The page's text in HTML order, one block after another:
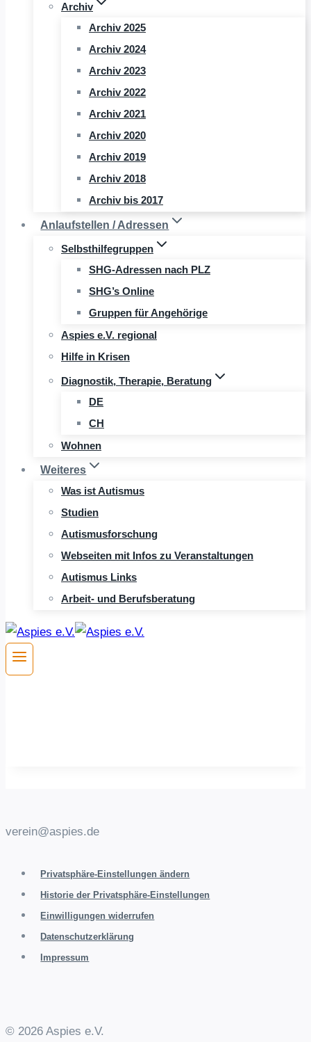
Archiv
Archiv 2025
Archiv 2024
Archiv 2023
Archiv 2022
Archiv 2021
Archiv 2020
Archiv 2019
Archiv 2018
Archiv bis 2017
Anlaufstellen / Adressen
Selbsthilfegruppen
SHG-Adressen nach PLZ
SHG’s Online
Gruppen für Angehörige
Aspies e.V. regional
Hilfe in Krisen
Diagnostik, Therapie, Beratung
DE
CH
Wohnen
Weiteres
Was ist Autismus
Studien
Autismusforschung
Webseiten mit Infos zu Veranstaltungen
Autismus Links
Arbeit- und Berufsberatung
verein@aspies.de
Privatsphäre-Einstellungen ändern
Historie der Privatsphäre-Einstellungen
Einwilligungen widerrufen
Datenschutzerklärung
Impressum
© 2026 Aspies e.V.